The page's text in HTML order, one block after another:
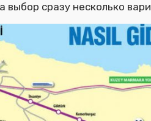
выбор сразу несколько